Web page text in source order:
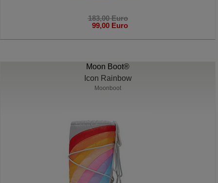
183,00 Euro
99,00 Euro
Moon Boot®
Icon Rainbow
Moonboot